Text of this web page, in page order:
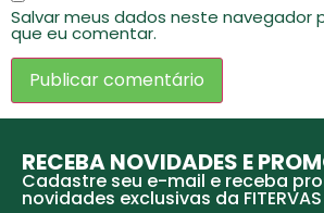
Salvar meus dados neste navegador
que eu comentar.
RECEBA NOVIDADES E
Cadastre seu e-mail e receba
novidades exclusivas da FITERVAS